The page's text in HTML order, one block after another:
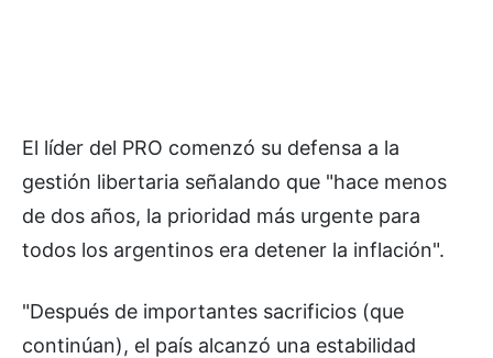
El líder del PRO comenzó su defensa a la
gestión libertaria señalando que "hace menos
de dos años, la prioridad más urgente para
todos los argentinos era detener la inflación".
"Después de importantes sacrificios (que
continúan), el país alcanzó una estabilidad